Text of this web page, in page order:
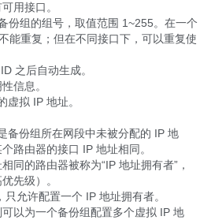
用接口。
份组的组号，取值范围 1~255。在一个
能重复；但在不同接口下，可以重复使
之后自动生成。
信息。
虚拟 IP 地址。
备份组所在网段中未被分配的 IP 地
路由器的接口 IP 地址相同。
同的路由器被称为“IP 地址拥有者”，
先级）。
允许配置一个 IP 地址拥有者。
以为一个备份组配置多个虚拟 IP 地